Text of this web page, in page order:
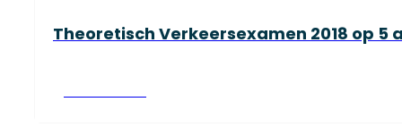
Theoretisch Verkeersexamen 2018 op 5